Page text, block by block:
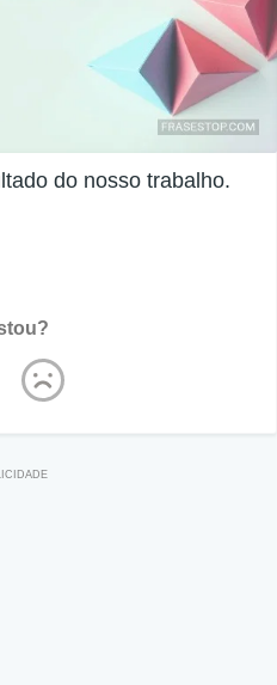
do nosso trabalho.